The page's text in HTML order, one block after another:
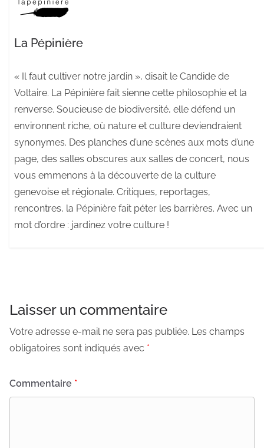
La Pépinière
« Il faut cultiver notre jardin », disait le Candide de
Voltaire. La Pépinière fait sienne cette philosophie et la
renverse. Soucieuse de biodiversité, elle défend un
environnent riche, où nature et culture deviendraient
synonymes. Des planches d’une scènes aux mots d’une
page, des salles obscures aux salles de concert, nous
vous emmenons à la découverte de la culture
genevoise et régionale. Critiques, reportages,
rencontres, la Pépinière fait péter les barrières. Avec un
mot d’ordre : jardinez votre culture !
Laisser un commentaire
Votre adresse e-mail ne sera pas publiée. Les champs
obligatoires sont indiqués avec *
Commentaire *